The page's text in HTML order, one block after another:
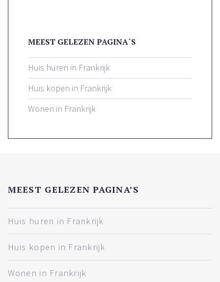
MEEST GELEZEN PAGINA´S
Huis huren in Frankrijk
Huis kopen in Frankrijk
Wonen in Frankrijk
MEEST GELEZEN PAGINA’S
Huis huren in Frankrijk
Huis kopen in Frankrijk
Wonen in Frankrijk